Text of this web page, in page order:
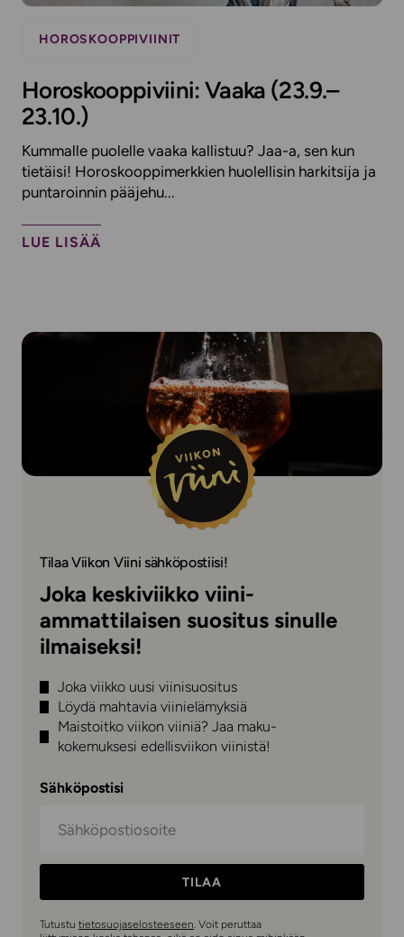
HOROSKOOPPIVIINIT
Horoskooppiviini: Vaaka (23.9.–
23.10.)
Kummalle puolelle vaaka kallistuu? Jaa-a, sen kun
tietäisi! Horoskooppimerkkien huolellisin harkitsija ja
puntaroinnin pääjehu...
LUE LISÄÄ
Tilaa Viikon Viini sähköpostiisi!
Joka keskiviikko viini-
ammattilaisen suositus sinulle
ilmaiseksi!
Joka viikko uusi viinisuositus
Löydä mahtavia viinielämyksiä
Maistoitko viikon viiniä? Jaa maku-
kokemuksesi edellisviikon viinistä!
Sähköpostisi
TILAA
Tutustu tietosuojaselosteeseen . Voit peruttaa